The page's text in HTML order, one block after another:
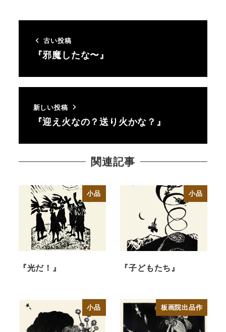
古い投稿
『邪魔したな〜』
新しい投稿
『迎え火なの？送り火かな？』
関連記事
小品
『光だ！』
小品
『子どもたち』
小品 板画院出品作